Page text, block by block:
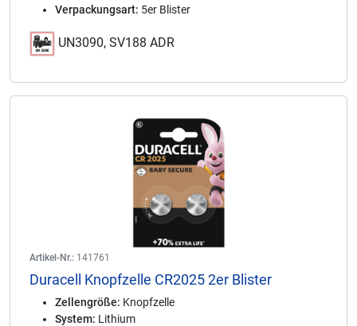
Verpackungsart: 5er Blister
UN3090, SV188 ADR
Artikel-Nr.: 141761
Duracell Knopfzelle CR2025 2er Blister
Zellengröße: Knopfzelle
System: Lithium